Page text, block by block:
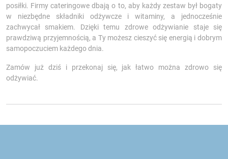
posiłki. Firmy cateringowe dbają o to, aby każdy zestaw był bogaty
w niezbędne składniki odżywcze i witaminy, a jednocześnie
zachwycał smakiem. Dzięki temu zdrowe odżywianie staje się
prawdziwą przyjemnością, a Ty możesz cieszyć się energią i dobrym
samopoczuciem każdego dnia.
Zamów już dziś i przekonaj się, jak łatwo można zdrowo się
odżywiać.